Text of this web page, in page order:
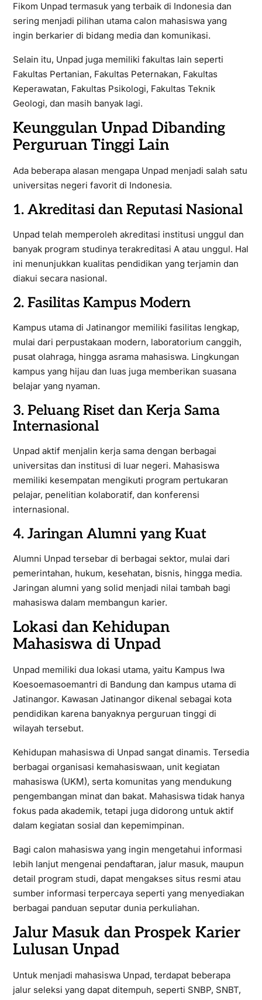
Fikom Unpad termasuk yang terbaik di Indonesia dan
sering menjadi pilihan utama calon mahasiswa yang
ingin berkarier di bidang media dan komunikasi.
Selain itu, Unpad juga memiliki fakultas lain seperti
Fakultas Pertanian, Fakultas Peternakan, Fakultas
Keperawatan, Fakultas Psikologi, Fakultas Teknik
Geologi, dan masih banyak lagi.
Keunggulan Unpad Dibanding
Perguruan Tinggi Lain
Ada beberapa alasan mengapa Unpad menjadi salah satu
universitas negeri favorit di Indonesia.
1. Akreditasi dan Reputasi Nasional
Unpad telah memperoleh akreditasi institusi unggul dan
banyak program studinya terakreditasi A atau unggul. Hal
ini menunjukkan kualitas pendidikan yang terjamin dan
diakui secara nasional.
2. Fasilitas Kampus Modern
Kampus utama di Jatinangor memiliki fasilitas lengkap,
mulai dari perpustakaan modern, laboratorium canggih,
pusat olahraga, hingga asrama mahasiswa. Lingkungan
kampus yang hijau dan luas juga memberikan suasana
belajar yang nyaman.
3. Peluang Riset dan Kerja Sama
Internasional
Unpad aktif menjalin kerja sama dengan berbagai
universitas dan institusi di luar negeri. Mahasiswa
memiliki kesempatan mengikuti program pertukaran
pelajar, penelitian kolaboratif, dan konferensi
internasional.
4. Jaringan Alumni yang Kuat
Alumni Unpad tersebar di berbagai sektor, mulai dari
pemerintahan, hukum, kesehatan, bisnis, hingga media.
Jaringan alumni yang solid menjadi nilai tambah bagi
mahasiswa dalam membangun karier.
Lokasi dan Kehidupan
Mahasiswa di Unpad
Unpad memiliki dua lokasi utama, yaitu Kampus Iwa
Koesoemasoemantri di Bandung dan kampus utama di
Jatinangor. Kawasan Jatinangor dikenal sebagai kota
pendidikan karena banyaknya perguruan tinggi di
wilayah tersebut.
Kehidupan mahasiswa di Unpad sangat dinamis. Tersedia
berbagai organisasi kemahasiswaan, unit kegiatan
mahasiswa (UKM), serta komunitas yang mendukung
pengembangan minat dan bakat. Mahasiswa tidak hanya
fokus pada akademik, tetapi juga didorong untuk aktif
dalam kegiatan sosial dan kepemimpinan.
Bagi calon mahasiswa yang ingin mengetahui informasi
lebih lanjut mengenai pendaftaran, jalur masuk, maupun
detail program studi, dapat mengakses situs resmi atau
sumber informasi terpercaya seperti yang menyediakan
berbagai panduan seputar dunia perkuliahan.
Jalur Masuk dan Prospek Karier
Lulusan Unpad
Untuk menjadi mahasiswa Unpad, terdapat beberapa
jalur seleksi yang dapat ditempuh, seperti SNBP, SNBT,